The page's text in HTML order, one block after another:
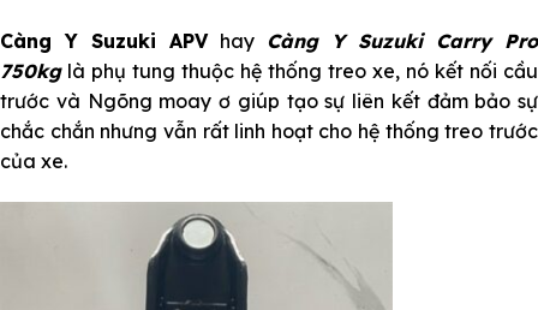
Càng Y Suzuki APVhay Càng Y Suzuki Carry Pro
750kglà phụ tung thuộc hệ thống treo xe, nó kết nối cầu
trước và Ngõng moay ơ giúp tạo sự liên kết đảm bảo sự
chắc chắn nhưng vẫn rất linh hoạt cho hệ thống treo trước
của xe.